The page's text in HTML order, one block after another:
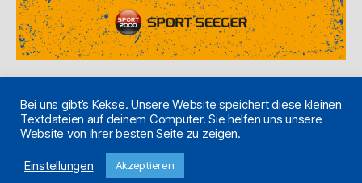
/ Made
with♥in Pfungstadt.
Bei uns gibt’s Kekse. Unsere Website speichert diese kleinen
Textdateien auf deinem Computer. Sie helfen uns unsere
Website von ihrer besten Seite zu zeigen.
Einstellungen Akzeptieren